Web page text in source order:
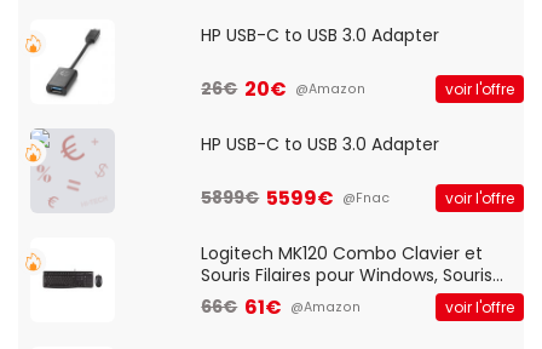
HP USB-C to USB 3.0 Adapter
26€ 20€ @Amazon voir l'offre
HP USB-C to USB 3.0 Adapter
5899€ 5599€ @Fnac voir l'offre
Logitech MK120 Combo Clavier et
Souris Filaires pour Windows, Souris
Optique Filaire, Connexion USB Plug
And Play, Confortable, Taille
66€ 61€ @Amazon voir l'offre